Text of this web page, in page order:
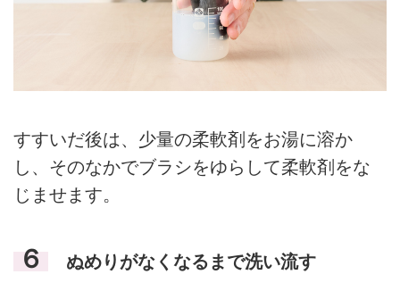
すすいだ後は、少量の柔軟剤をお湯に溶か
し、そのなかでブラシをゆらして柔軟剤をな
じませます。
６ ぬめりがなくなるまで洗い流す